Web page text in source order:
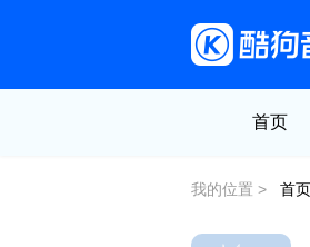
首页
我的位置 > 首页